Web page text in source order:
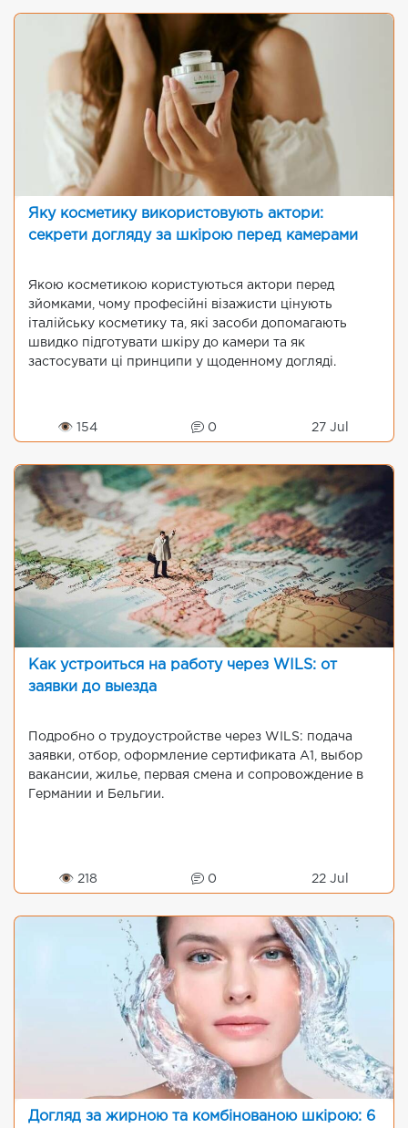
Яку косметику використовують актори:
секрети догляду за шкірою перед камерами
Якою косметикою користуються актори перед
зйомками, чому професійні візажисти цінують
італійську косметику та, які засоби допомагають
швидко підготувати шкіру до камери та як
застосувати ці принципи у щоденному догляді.
👁 154 0 27 Jul
Как устроиться на работу через WILS: от
заявки до выезда
Подробно о трудоустройстве через WILS: подача
заявки, отбор, оформление сертификата A1, выбор
вакансии, жилье, первая смена и сопровождение в
Германии и Бельгии.
👁 218 0 22 Jul
Догляд за жирною та комбінованою шкірою: 6